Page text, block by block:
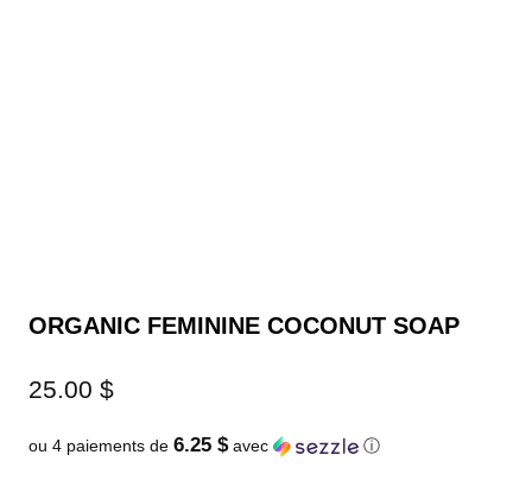
ORGANIC FEMININE COCONUT SOAP
25.00 $
ou 4 paiements de 6.25 $avec ⓘ